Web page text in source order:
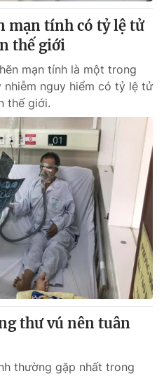
nếu không có sự chấp
VTV.vn khi phát hành lại
mạn tính có tỷ lệ tử
thế giới
mạn tính là một trong
nhiễm nguy hiểm có tỷ lệ tử
thế giới.
thư vú nên tuân
thường gặp nhất trong